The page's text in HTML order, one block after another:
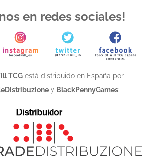
en redes sociales!
TCG está distribuido en España por
y BlackPennyGames: